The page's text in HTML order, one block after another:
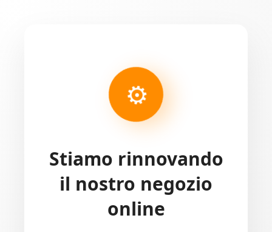
⚙
Stiamo rinnovando
il nostro negozio
online